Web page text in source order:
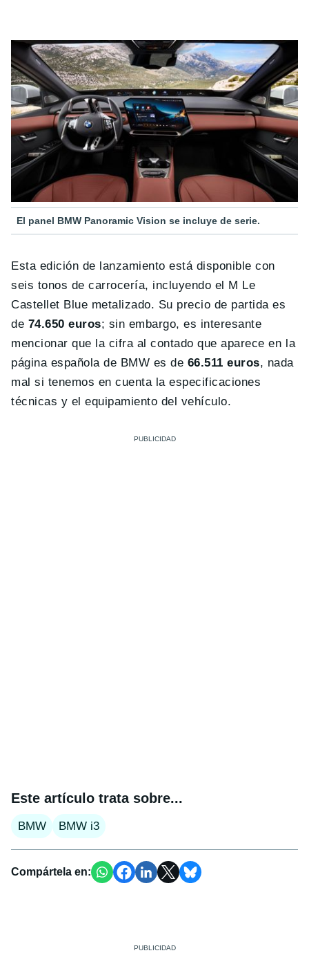
El panel BMW Panoramic Vision se incluye de serie.
Esta edición de lanzamiento está disponible con
seis tonos de carrocería, incluyendo el M Le
Castellet Blue metalizado. Su precio de partida es
de 74.650 euros; sin embargo, es interesante
mencionar que la cifra al contado que aparece en la
página española de BMW es de 66.511 euros, nada
mal si tenemos en cuenta la especificaciones
técnicas y el equipamiento del vehículo.
Este artículo trata sobre...
BMW BMW i3
Compártela en: